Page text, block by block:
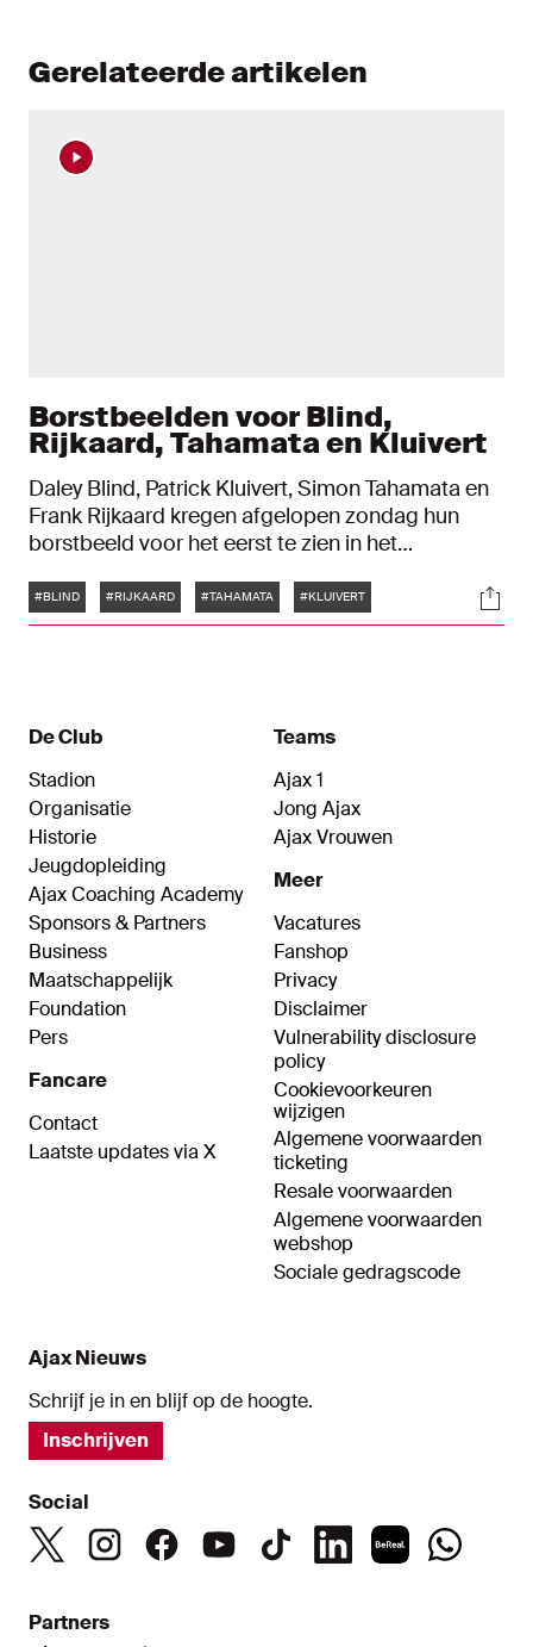
Gerelateerde artikelen
Borstbeelden voor Blind,
Rijkaard, Tahamata en Kluivert
Daley Blind, Patrick Kluivert, Simon Tahamata en
Frank Rijkaard kregen afgelopen zondag hun
borstbeeld voor het eerst te zien in het
niet bij zijn, maar Louis van Gaal bedankte de
supporters namens hem. "Hij vindt het wel leuk
Tags
#BLIND #RIJKAARD #TAHAMATA #KLUIVERT
De Club
Stadion
Organisatie
Historie
Jeugdopleiding
Ajax Coaching Academy
Sponsors & Partners
Business
Maatschappelijk
Foundation
Pers
Fancare
Contact
Laatste updates via X
Teams
Ajax 1
Jong Ajax
Ajax Vrouwen
Meer
Vacatures
Fanshop
Privacy
Disclaimer
Vulnerability disclosure
policy
Cookievoorkeuren
wijzigen
Algemene voorwaarden
ticketing
Resale voorwaarden
Algemene voorwaarden
webshop
Sociale gedragscode
Ajax Nieuws
Schrijf je in en blijf op de hoogte.
Inschrijven
Social
Partners